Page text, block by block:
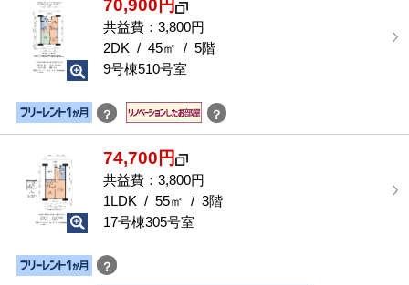
70,900円
共益費：3,800円
2DK / 45㎡ / 5階
9号棟510号室
？ ？
74,700円
共益費：3,800円
1LDK / 55㎡ / 3階
17号棟305号室
？